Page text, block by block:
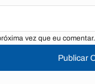
vez que eu comentar.
Publicar